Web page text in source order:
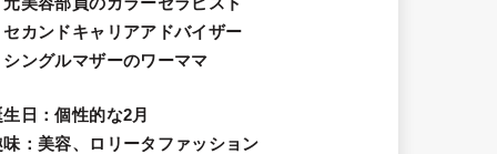
セカンドキャリアアドバイザー
シングルマザーのワーママ
日 ：個性的な2月
味 ：美容、ロリータファッション